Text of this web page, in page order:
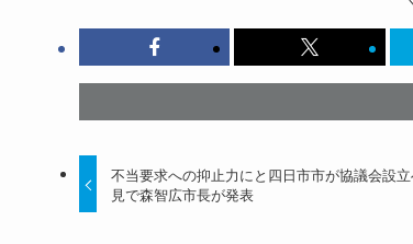
不当要求への抑止力にと四日市市が協議会設
見で森智広市長が発表